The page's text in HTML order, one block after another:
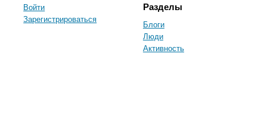
Войти
Зарегистрироваться
Разделы
Блоги
Люди
Активность